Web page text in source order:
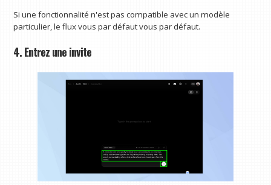
Si une fonctionnalité n'est pas compatible avec un modèle
particulier, le flux vous par défaut vous par défaut.
4. Entrez une invite